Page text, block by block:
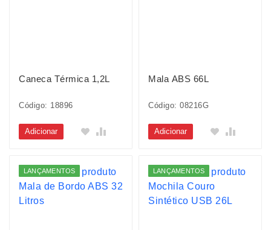
Caneca Térmica 1,2L
Código: 18896
Adicionar
Mala ABS 66L
Código: 08216G
Adicionar
LANÇAMENTOS LANÇAMENTOS